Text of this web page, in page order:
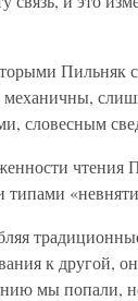
Пильняк
словесным
чтения
типами
к другой,
мы попали,